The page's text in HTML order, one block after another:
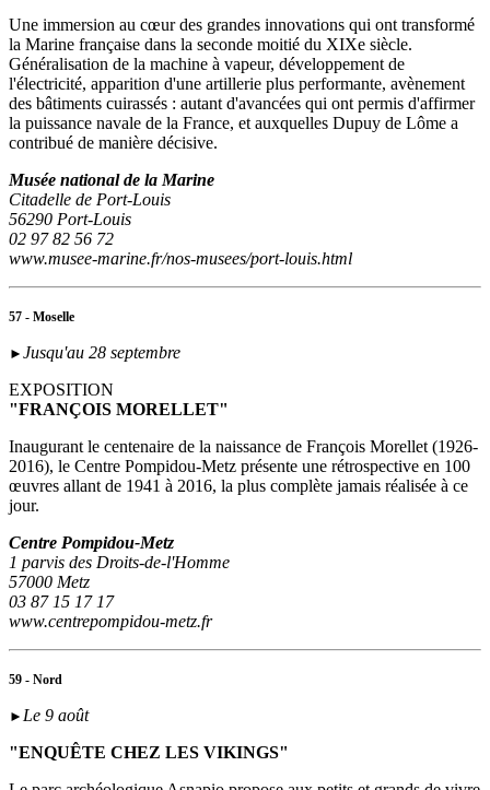
Une immersion au cœur des grandes innovations qui ont transformé
la Marine française dans la seconde moitié du XIXe siècle.
Généralisation de la machine à vapeur, développement de
l'électricité, apparition d'une artillerie plus performante, avènement
des bâtiments cuirassés : autant d'avancées qui ont permis d'affirmer
la puissance navale de la France, et auxquelles Dupuy de Lôme a
contribué de manière décisive.
Musée national de la Marine
Citadelle de Port-Louis
56290 Port-Louis
02 97 82 56 72
www.musee-marine.fr/nos-musees/port-louis.html
57 - Moselle
► Jusqu'au 28 septembre
EXPOSITION
"FRANÇOIS MORELLET"
Inaugurant le centenaire de la naissance de François Morellet (1926-
2016), le Centre Pompidou-Metz présente une rétrospective en 100
œuvres allant de 1941 à 2016, la plus complète jamais réalisée à ce
jour.
Centre Pompidou-Metz
1 parvis des Droits-de-l'Homme
57000 Metz
03 87 15 17 17
www.centrepompidou-metz.fr
59 - Nord
► Le 9 août
"ENQUÊTE CHEZ LES VIKINGS"